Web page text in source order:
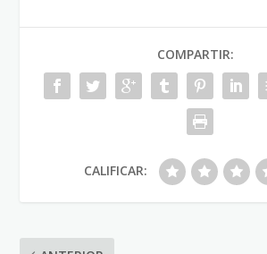
COMPARTIR:
CALIFICAR: